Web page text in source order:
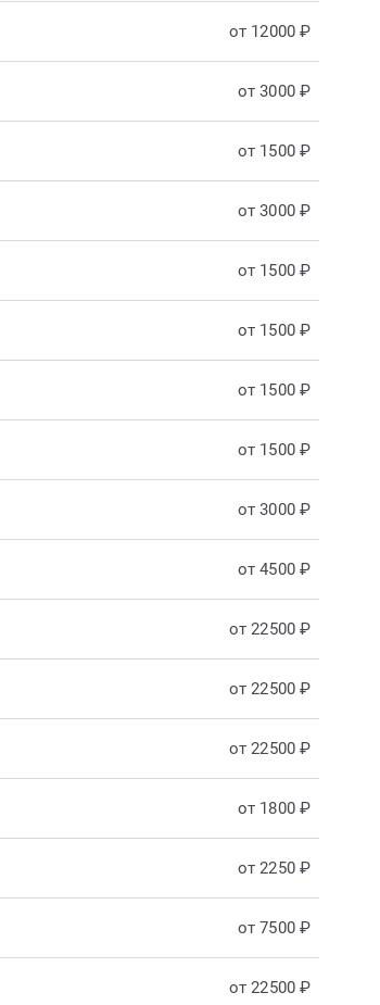
от 12000 ₽
от 3000 ₽
от 1500 ₽
от 3000 ₽
от 1500 ₽
от 1500 ₽
от 1500 ₽
от 1500 ₽
от 3000 ₽
от 4500 ₽
от 22500 ₽
от 22500 ₽
от 22500 ₽
от 1800 ₽
от 2250 ₽
от 7500 ₽
от 22500 ₽